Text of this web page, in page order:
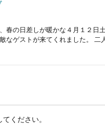
春の日差しが暖かな４月１２日
なゲストが来てくれました。 二
てください。